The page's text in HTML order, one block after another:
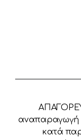
αναπαραγωγή
κατά